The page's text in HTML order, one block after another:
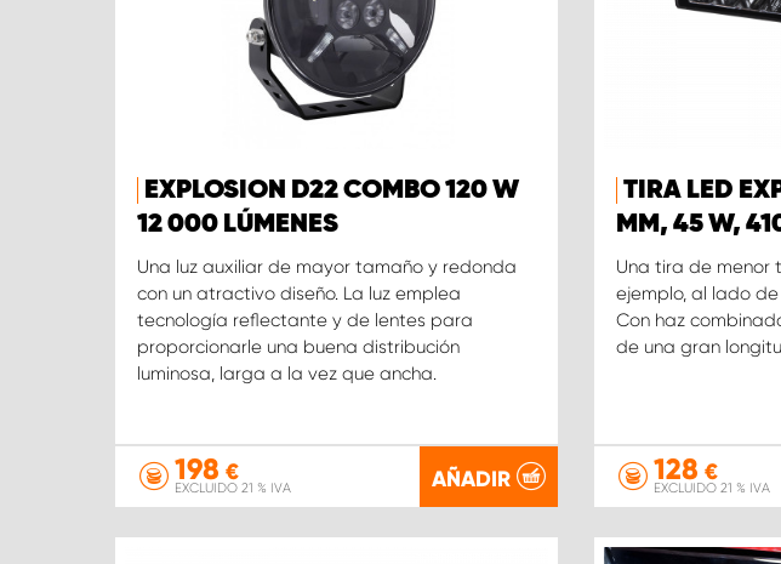
EXPLOSION D22 COMBO 120 W
12 000 LÚMENES
Una luz auxiliar de mayor tamaño y redonda
con un atractivo diseño. La luz emplea
tecnología reflectante y de lentes para
proporcionarle una buena distribución
luminosa, larga a la vez que ancha.
198 €
EXCLUIDO 21 % IVA AÑADIR
TIRA LED
MM, 45 W,
Una tira de menor
ejemplo, al lado
Con haz
de una gran
128 €
EXCLUIDO 21 % IVA